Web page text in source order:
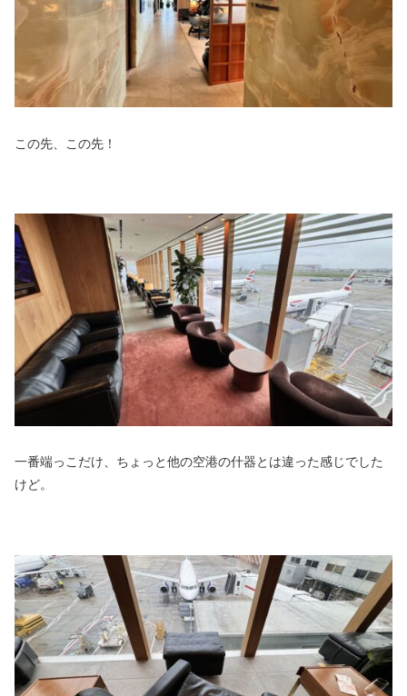
この先、この先！
一番端っこだけ、ちょっと他の空港の什器とは違った感じでした
けど。